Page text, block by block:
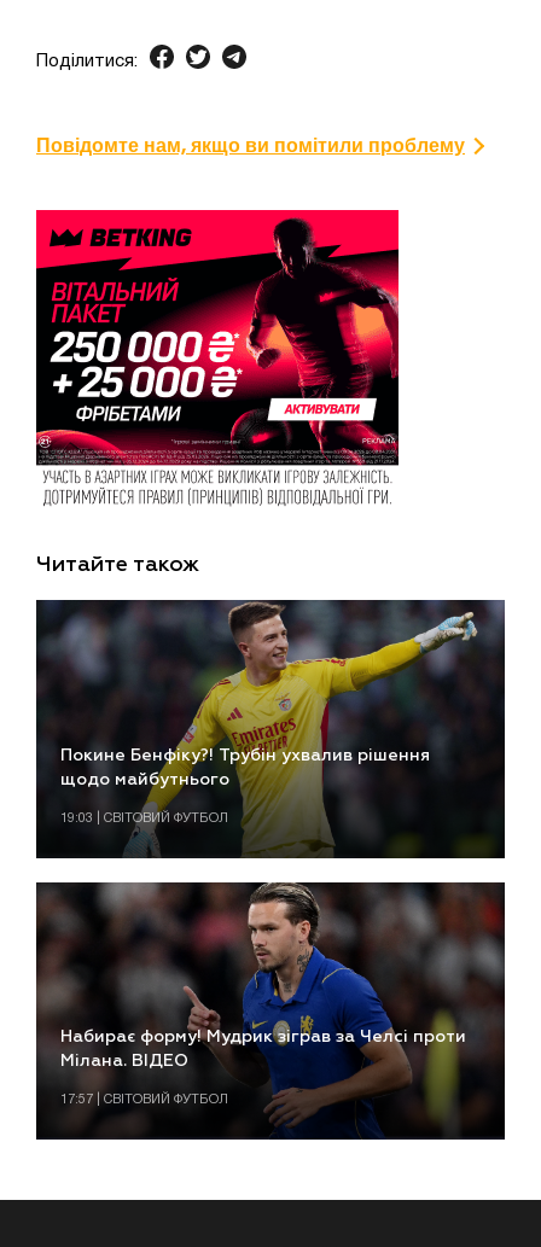
Поділитися:
Повідомте нам, якщо ви помітили проблему
Читайте також
Покине Бенфіку?! Трубін ухвалив рішення
щодо майбутнього
19:03 | СВІТОВИЙ ФУТБОЛ
Набирає форму! Мудрик зіграв за Челсі проти
Мілана. ВІДЕО
17:57 | СВІТОВИЙ ФУТБОЛ